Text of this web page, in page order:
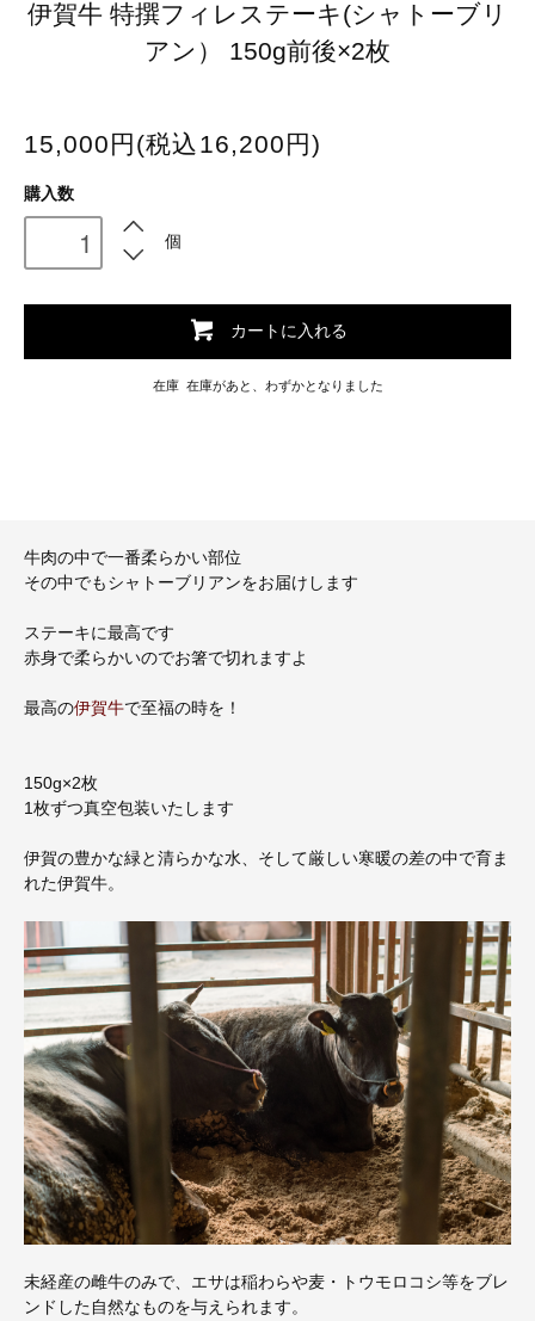
伊賀牛 特撰フィレステーキ(シャトーブリ
アン） 150g前後×2枚
15,000円(税込16,200円)
購入数
個
カートに入れる
在庫 在庫があと、わずかとなりました
牛肉の中で一番柔らかい部位
その中でもシャトーブリアンをお届けします
ステーキに最高です
赤身で柔らかいのでお箸で切れますよ
最高の伊賀牛で至福の時を！
150g×2枚
1枚ずつ真空包装いたします
伊賀の豊かな緑と清らかな水、そして厳しい寒暖の差の中で育ま
れた伊賀牛。
未経産の雌牛のみで、エサは稲わらや麦・トウモロコシ等をブレ
ンドした自然なものを与えられます。